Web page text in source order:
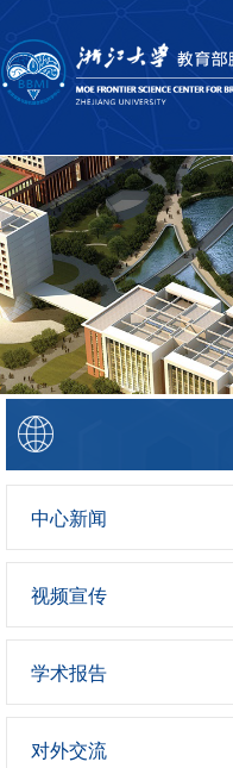
中心新闻
视频宣传
学术报告
对外交流